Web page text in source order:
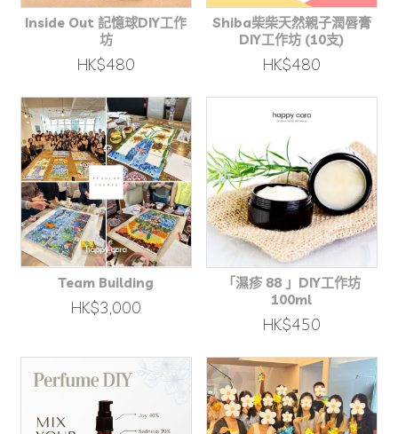
Inside Out 記憶球DIY工作
坊
HK$480
Shiba柴柴天然親子潤唇膏
DIY工作坊 (10支)
HK$480
Team Building
HK$3,000
「濕疹 88 」DIY工作坊
100ml
HK$450